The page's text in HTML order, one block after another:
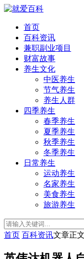
首页
百科资讯
兼职副业项目
财富故事
养生文化
中医养生
节气养生
养生人群
四季养生
春季养生
夏季养生
秋季养生
冬季养生
日常养生
运动养生
名家养生
美食养生
旅游养生
首页 百科资讯文章正文